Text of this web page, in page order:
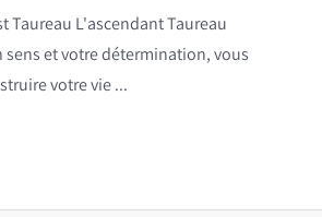
Taureau L'ascendant Taureau
et votre détermination, vous
votre vie ...